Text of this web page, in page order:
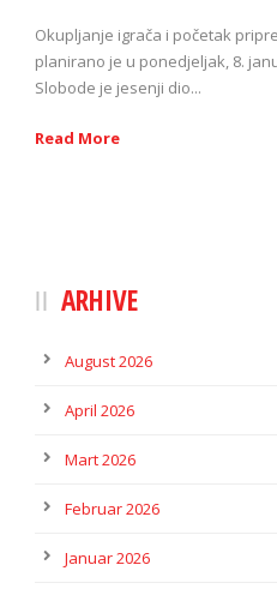
Okupljanje igrača i početak
planirano je u ponedjeljak, 8.
Slobode je jesenji dio...
Read More
ARHIVE
August 2026
April 2026
Mart 2026
Februar 2026
Januar 2026